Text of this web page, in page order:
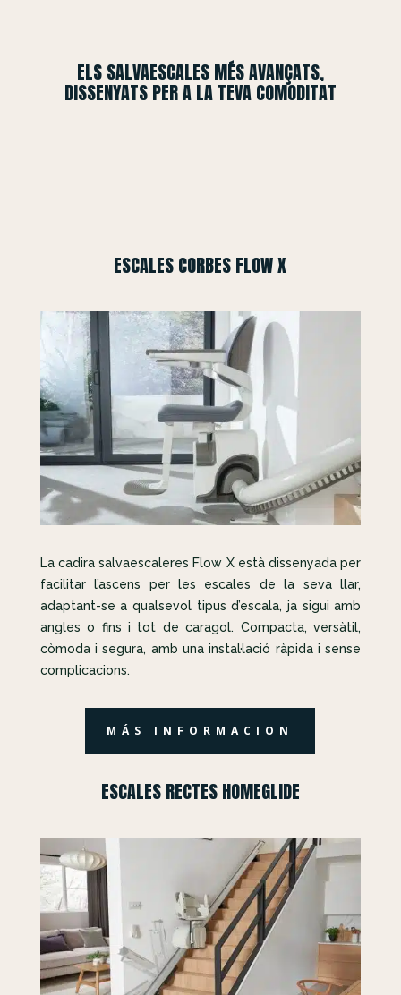
ELS SALVAESCALES MÉS AVANÇATS,
DISSENYATS PER A LA TEVA COMODITAT
ESCALES CORBES FLOW X
La cadira salvaescaleres Flow X està dissenyada per
facilitar l’ascens per les escales de la seva llar,
adaptant-se a qualsevol tipus d’escala, ja sigui amb
angles o fins i tot de caragol. Compacta, versàtil,
còmoda i segura, amb una instal·lació ràpida i sense
complicacions.
MÁS INFORMACION
ESCALES RECTES HOMEGLIDE